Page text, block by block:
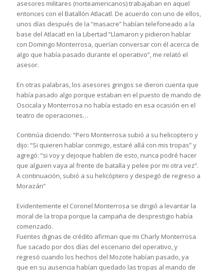
asesores militares (norteamericanos) trabajaban en aquel
entonces con el Batallón Atlacatl. De acuerdo con uno de ellos,
unos días después de la “masacre” habían telefoneado a la
base del Atlacatl en la Libertad “Llamaron y pidieron hablar
con Domingo Monterrosa, querían conversar con él acerca de
algo que había pasado durante el operativo”, me relató el
asesor.
En otras palabras, los asesores gringos se dieron cuenta que
había pasado algo porque estaban en el puesto de mando de
Oscicala y Monterrosa no había estado en esa ocasión en el
teatro de operaciones…
Continúa diciendo: “Pero Monterrosa subió a su helicoptero y
dijo: “Si quieren hablar conmigo, estaré allá con mis tropas” y
agregó: “si voy y dejoque hablen de esto, nunca podré hacer
que alguien vaya al frente de batalla y pelee por mi otra vez”.
A continuación, subió a su helicóptero y despegó de regreso a
Morazán”
Evidentemente el Coronel Monterrosa se dirigió a levantar la
moral de la tropa porque la campaña de desprestigio había
comenzado.
Fuentes dignas de crédito afirman que mi Charly Monterrosa
fue sacado por dos días del escenario del operativo, y
regresó cuando los hechos del Mozote habían pasado, ya
que en su ausencia habían quedado las tropas al mando de